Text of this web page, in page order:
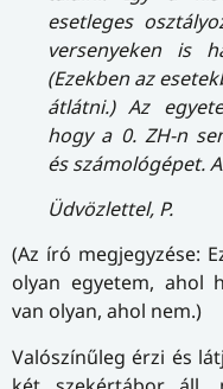
esetleges
versenyeken is
(Ezekben az
átlátni.) Az
hogy a 0. ZH-n
és számológépet.
Üdvözlettel, P.
(Az író megjegyzése:
olyan egyetem, ahol
van olyan, ahol nem.)
Valószínűleg érzi és